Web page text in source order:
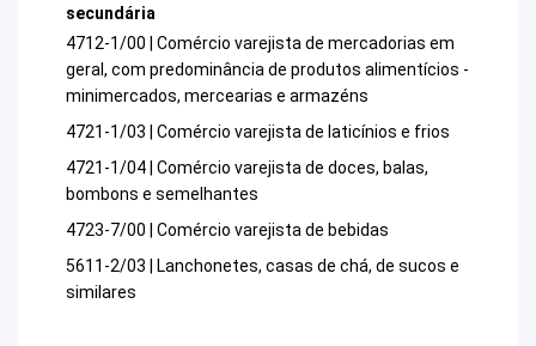
secundária
4712-1/00 | Comércio varejista de mercadorias em
geral, com predominância de produtos alimentícios -
minimercados, mercearias e armazéns
4721-1/03 | Comércio varejista de laticínios e frios
4721-1/04 | Comércio varejista de doces, balas,
bombons e semelhantes
4723-7/00 | Comércio varejista de bebidas
5611-2/03 | Lanchonetes, casas de chá, de sucos e
similares